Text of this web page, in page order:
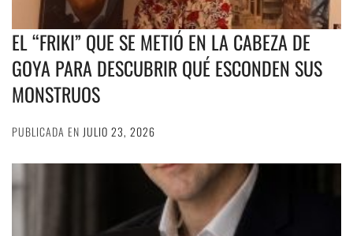
EL “FRIKI” QUE SE METIÓ EN LA CABEZA DE
GOYA PARA DESCUBRIR QUÉ ESCONDEN SUS
MONSTRUOS
PUBLICADA EN JULIO 23, 2026